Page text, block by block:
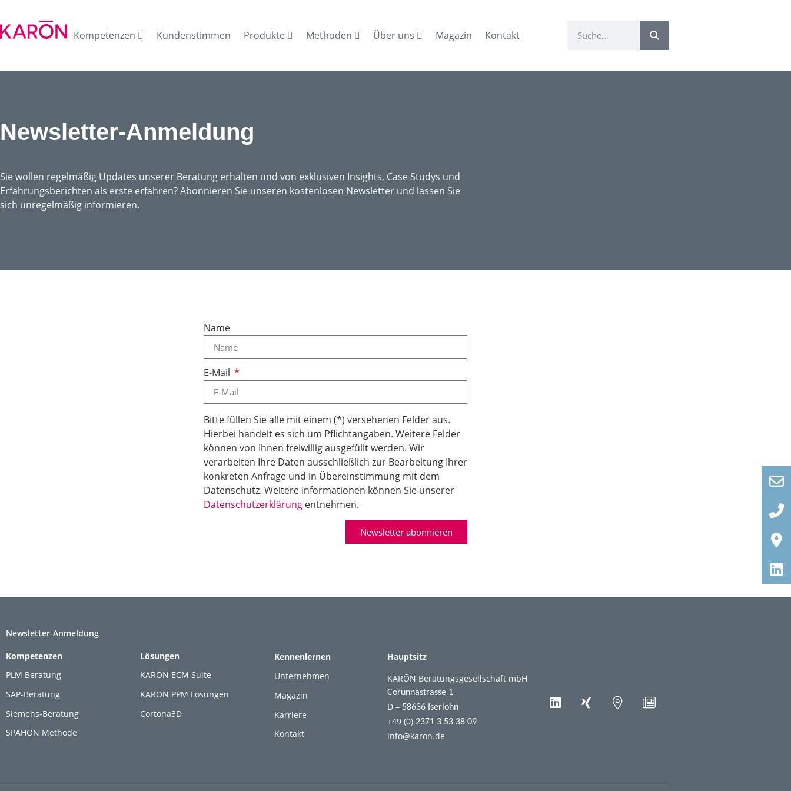
Kompetenzen Kundenstimmen Produkte Methoden Über uns Magazin Kontakt
Newsletter-Anmeldung
Sie wollen regelmäßig Updates unserer Beratung erhalten und von exklusiven Insights, Case Studys und
Erfahrungsberichten als erste erfahren? Abonnieren Sie unseren kostenlosen Newsletter und lassen Sie
sich unregelmäßig informieren.
Name
E-Mail
Bitte füllen Sie alle mit einem (*) versehenen Felder aus.
Hierbei handelt es sich um Pflichtangaben. Weitere Felder
können von Ihnen freiwillig ausgefüllt werden. Wir
verarbeiten Ihre Daten ausschließlich zur Bearbeitung Ihrer
konkreten Anfrage und in Übereinstimmung mit dem
Datenschutz. Weitere Informationen können Sie unserer
Datenschutzerklärung entnehmen.
Newsletter abonnieren
Newsletter-Anmeldung
Kompetenzen
PLM Beratung
SAP-Beratung
Siemens-Beratung
SPAHŌN Methode
Lösungen
KARON ECM Suite
KARON PPM Lösungen
Cortona3D
Kennenlernen
Unternehmen
Magazin
Karriere
Kontakt
Hauptsitz
KARŌN Beratungsgesellschaft mbH
Corunnastrasse 1
D – 58636 Iserlohn
+49 (0) 2371 3 53 38 09
info@karon.de